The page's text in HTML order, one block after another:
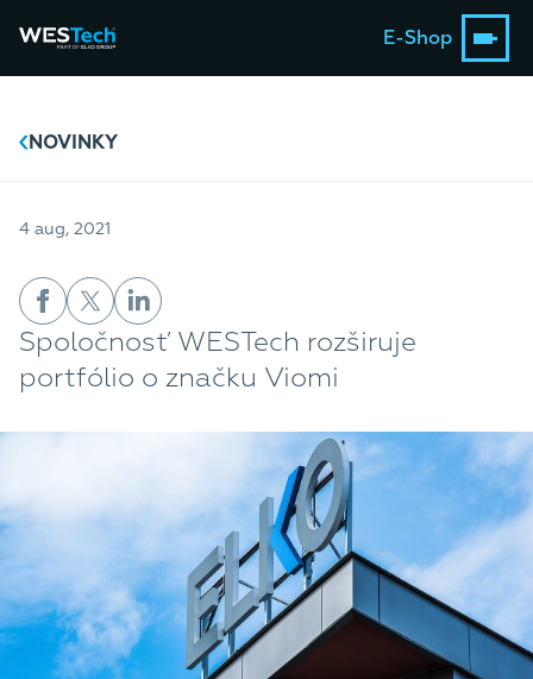
E-Shop
NOVINKY
4 aug, 2021
Spoločnosť WESTech rozširuje
portfólio o značku Viomi